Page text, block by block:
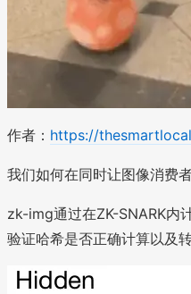
作者： https://
我们如何在同时让图像消费
zk-img通过在ZK-SNARK内
验证哈希是否正确计算以及